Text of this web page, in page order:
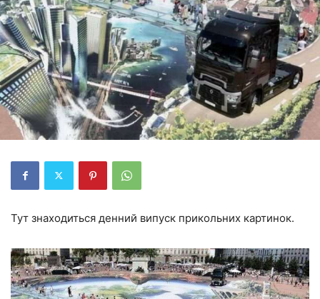
Тут знаходиться денний випуск прикольних картинок.